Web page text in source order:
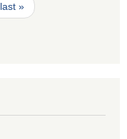
last »